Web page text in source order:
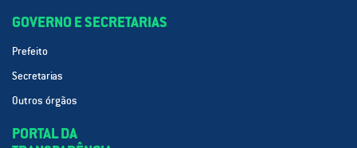
GOVERNO E SECRETARIAS
Prefeito
Secretarias
Outros órgãos
PORTAL DA